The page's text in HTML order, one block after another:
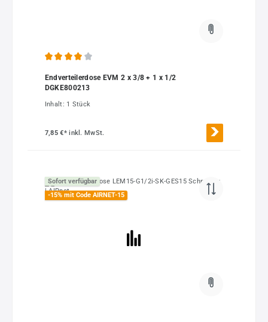
Endverteilerdose EVM 2 x 3/8 + 1 x 1/2
DGKE800213
Inhalt: 1 Stück
7,85 €*inkl. MwSt.
Sofort verfügbar
-15% mit Code AIRNET-15